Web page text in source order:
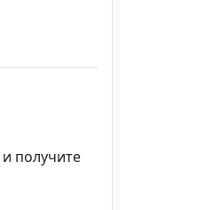
и получите